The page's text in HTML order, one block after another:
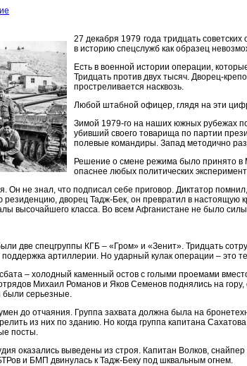
27 декабря 1979 года тридцать
в историю спецслужб как образец
Есть в военной истории операции,
Тридцать против двух тысяч. Дворец-
простреливается насквозь.
Любой штабной офицер, глядя на эти
Зимой 1979-го на наших южных рубежах
убивший своего товарища по партии
полевые командиры. Запад методично
Решение о смене режима было принято в
опаснее любых политических
Он не знал, что подписал себе приговор. Диктатор
дворец Тадж-Бек, он превратил в настоящую
высочайшего класса. Во всем Афганистане не было
две спецгруппы КГБ – «Гром» и «Зенит». Тридцать
артиллерии. Но ударный кулак операции – это
– холодный каменный остов с голыми проемами
Михаил Романов и Яков Семенов поднялись на
были серьезные.
до отчаяния. Группа захвата должна была на
из них по зданию. Но когда группа капитана
посты.
оказались выведены из строя. Капитан Волков,
и БМП двинулась к Тадж-Беку под шквальным огнем.